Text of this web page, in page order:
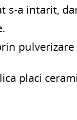
a intarit,
placi